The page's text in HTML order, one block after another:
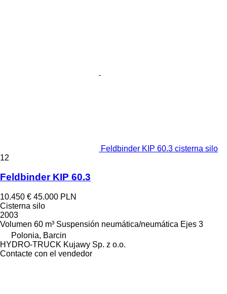
Feldbinder KIP 60.3 cisterna silo
12
Feldbinder KIP 60.3
10.450 € 45.000 PLN
Cisterna silo
2003
Volumen 60 m³ Suspensión neumática/neumática Ejes 3
Polonia, Barcin
HYDRO-TRUCK Kujawy Sp. z o.o.
Contacte con el vendedor